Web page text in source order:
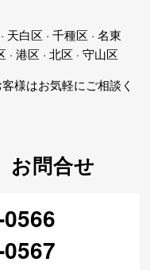
天白区 · 千種区 · 名東
· 港区 · 北区 · 守山区
様はお気軽にご相談く
お問合せ